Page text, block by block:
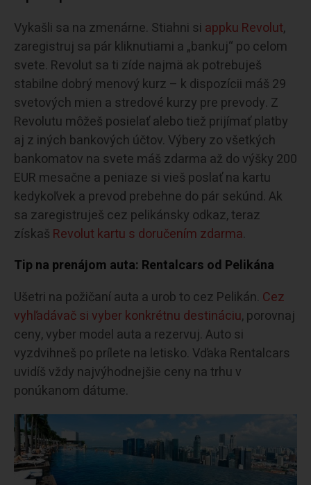
Vykašli sa na zmenárne. Stiahni si appku Revolut,
zaregistruj sa pár kliknutiami a „bankuj“ po celom
svete. Revolut sa ti zíde najmä ak potrebuješ
stabilne dobrý menový kurz – k dispozícii máš 29
svetových mien a stredové kurzy pre prevody. Z
Revolutu môžeš posielať alebo tiež prijímať platby
aj z iných bankových účtov. Výbery zo všetkých
bankomatov na svete máš zdarma až do výšky 200
EUR mesačne a peniaze si vieš poslať na kartu
kedykoľvek a prevod prebehne do pár sekúnd. Ak
sa zaregistruješ cez pelikánsky odkaz, teraz
získaš Revolut kartu s doručením zdarma.
Tip na prenájom auta: Rentalcars od Pelikána
Ušetri na požičaní auta a urob to cez Pelikán. Cez
vyhľadávač si vyber konkrétnu destináciu, porovnaj
ceny, vyber model auta a rezervuj. Auto si
vyzdvihneš po prílete na letisko. Vďaka Rentalcars
uvidíš vždy najvýhodnejšie ceny na trhu v
ponúkanom dátume.